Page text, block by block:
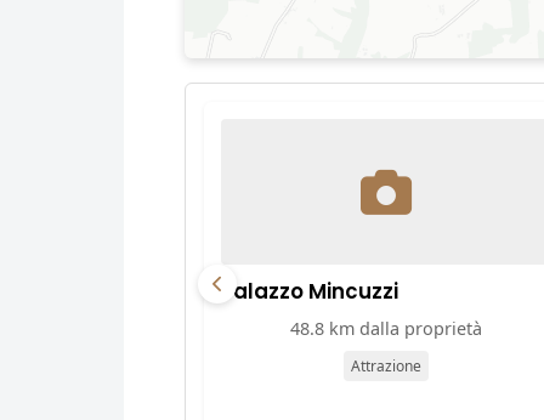
Palazzo Mincuzzi
48.8 km dalla proprietà
Attrazione